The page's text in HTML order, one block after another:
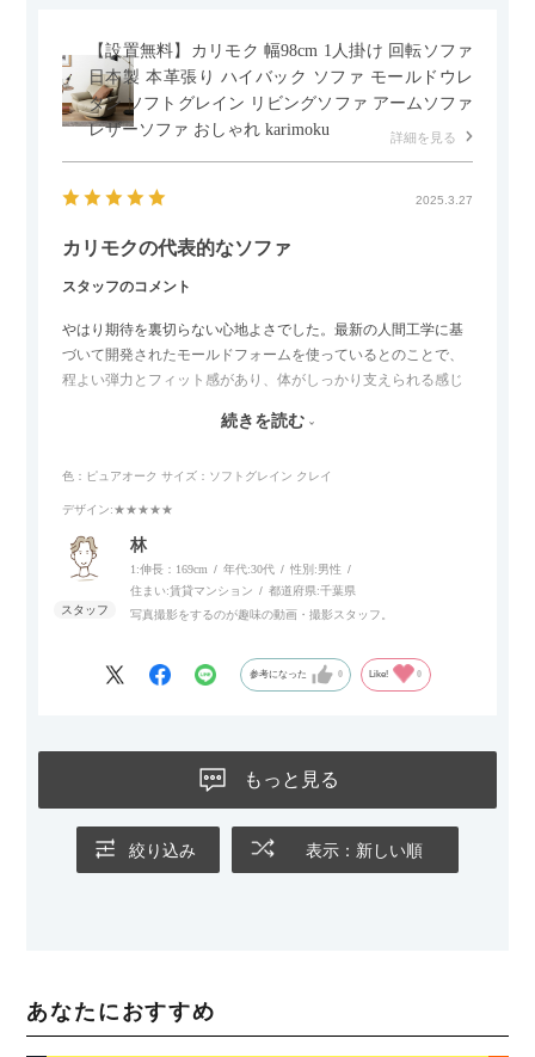
【設置無料】カリモク 幅98cm 1人掛け 回転ソファ
日本製 本革張り ハイバック ソファ モールドウレ
タン ソフトグレイン リビングソファ アームソファ
レザーソファ おしゃれ karimoku
詳細を見る
2025.3.27
カリモクの代表的なソファ
スタッフのコメント
やはり期待を裏切らない心地よさでした。最新の人間工学に基
づいて開発されたモールドフォームを使っているとのことで、
程よい弾力とフィット感があり、体がしっかり支えられる感じ
リラックスタイムによさそうでした。回転タイプなので、個人
す。
続きを読む
色：ピュアオーク サイズ：ソフトグレイン クレイ
デザイン:★★★★★
林
1:伸長：169cm 年代:30代 性別:男性
住まい:賃貸マンション 都道府県:千葉県
写真撮影をするのが趣味の動画・撮影スタッフ。
参考になった 0 Like! 0
もっと見る
絞り込み 表示：新しい順
あなたにおすすめ